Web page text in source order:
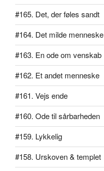
#165. Det, der føles sandt
#164. Det milde menneske
#163. En ode om venskab
#162. Et andet menneske
#161. Vejs ende
#160. Ode til sårbarheden
#159. Lykkelig
#158. Urskoven & templet